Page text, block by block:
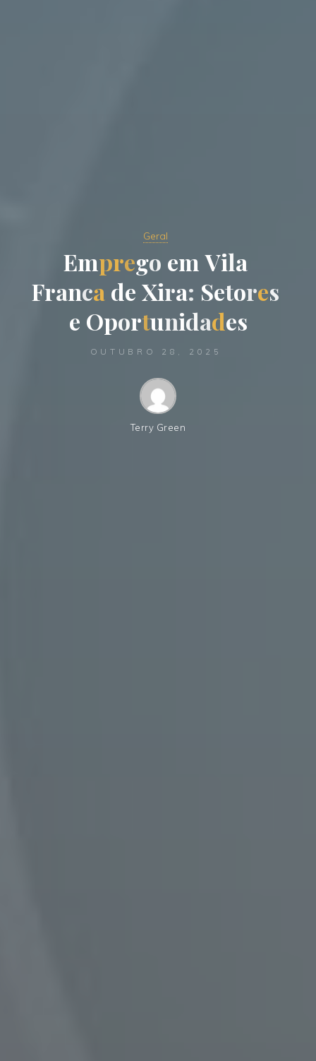
Geral
Emprego em Vila
Franca de Xira: Setores
e Oportunidades
OUTUBRO 28, 2025
Terry Green